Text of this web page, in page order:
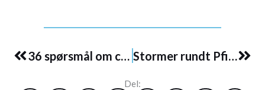
36 spørsmål om covid-19 som ikke er besvart Stormer rundt Pfizer og deres løpegutter
Del: